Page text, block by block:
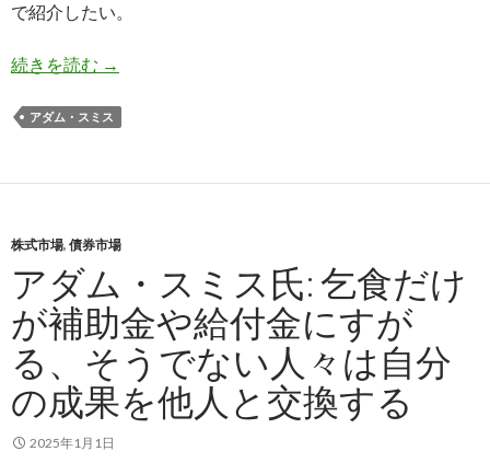
で紹介したい。
続きを読む アダム・スミス氏、通貨の価値が下落しても一
→
アダム・スミス
株式市場, 債券市場
アダム・スミス氏: 乞食だけ
が補助金や給付金にすが
る、そうでない人々は自分
の成果を他人と交換する
2025年1月1日